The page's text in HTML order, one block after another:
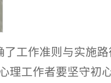
工作准则与实施
理工作者要坚守初